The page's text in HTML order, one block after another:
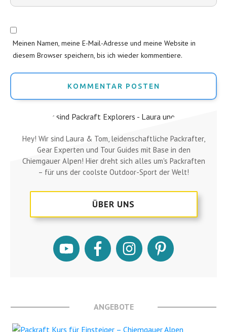
Meinen Namen, meine E-Mail-Adresse und meine Website in
diesem Browser speichern, bis ich wieder kommentiere.
KOMMENTAR POSTEN
Hey! Wir sind Laura & Tom, leidenschaftliche Packrafter,
Gear Experten und Tour Guides mit Base in den
Chiemgauer Alpen! Hier dreht sich alles um's Packraften
– für uns der coolste Outdoor-Sport der Welt!
ÜBER UNS
ANGEBOTE